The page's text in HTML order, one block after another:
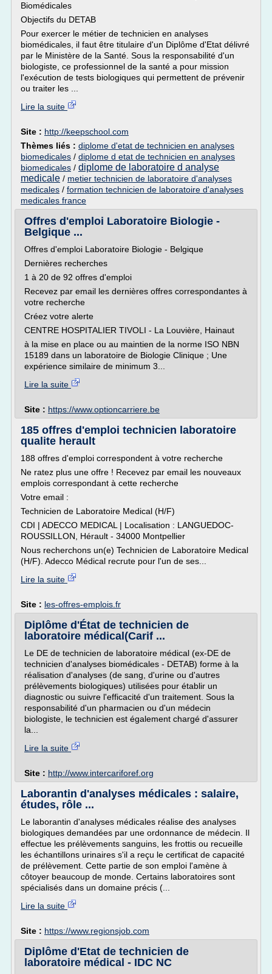
Biomédicales
Objectifs du DETAB
Pour exercer le métier de technicien en analyses
biomédicales, il faut être titulaire d'un Diplôme d'Etat délivré
par le Ministère de la Santé. Sous la responsabilité d'un
biologiste, ce professionnel de la santé a pour mission
l'exécution de tests biologiques qui permettent de prévenir
ou traiter les ...
Lire la suite
Site : http://keepschool.com
Thèmes liés : diplome d'etat de technicien en analyses
biomedicales / diplome d etat de technicien en analyses
biomedicales / diplome de laboratoire d analyse
medicale / metier technicien de laboratoire d'analyses
medicales / formation technicien de laboratoire d'analyses
medicales france
Offres d'emploi Laboratoire Biologie -
Belgique ...
Offres d'emploi Laboratoire Biologie - Belgique
Dernières recherches
1 à 20 de 92 offres d'emploi
Recevez par email les dernières offres correspondantes à
votre recherche
Créez votre alerte
CENTRE HOSPITALIER TIVOLI - La Louvière, Hainaut
à la mise en place ou au maintien de la norme ISO NBN
15189 dans un laboratoire de Biologie Clinique ; Une
expérience similaire de minimum 3...
Lire la suite
Site : https://www.optioncarriere.be
185 offres d'emploi technicien laboratoire
qualite herault
188 offres d'emploi correspondent à votre recherche
Ne ratez plus une offre ! Recevez par email les nouveaux
emplois correspondant à cette recherche
Votre email :
Technicien de Laboratoire Medical (H/F)
CDI | ADECCO MEDICAL | Localisation : LANGUEDOC-
ROUSSILLON, Hérault - 34000 Montpellier
Nous recherchons un(e) Technicien de Laboratoire Medical
(H/F). Adecco Médical recrute pour l'un de ses...
Lire la suite
Site : les-offres-emplois.fr
Diplôme d'État de technicien de
laboratoire médical(Carif ...
Le DE de technicien de laboratoire médical (ex-DE de
technicien d'analyses biomédicales - DETAB) forme à la
réalisation d'analyses (de sang, d'urine ou d'autres
prélèvements biologiques) utilisées pour établir un
diagnostic ou suivre l'efficacité d'un traitement. Sous la
responsabilité d'un pharmacien ou d'un médecin
biologiste, le technicien est également chargé d'assurer
la...
Lire la suite
Site : http://www.intercariforef.org
Laborantin d'analyses médicales : salaire,
études, rôle ...
Le laborantin d'analyses médicales réalise des analyses
biologiques demandées par une ordonnance de médecin. Il
effectue les prélèvements sanguins, les frottis ou recueille
les échantillons urinaires s'il a reçu le certificat de capacité
de prélèvement. Cette partie de son emploi l'amène à
côtoyer beaucoup de monde. Certains laboratoires sont
spécialisés dans un domaine précis (...
Lire la suite
Site : https://www.regionsjob.com
Diplôme d'Etat de technicien de
laboratoire médical - IDC NC